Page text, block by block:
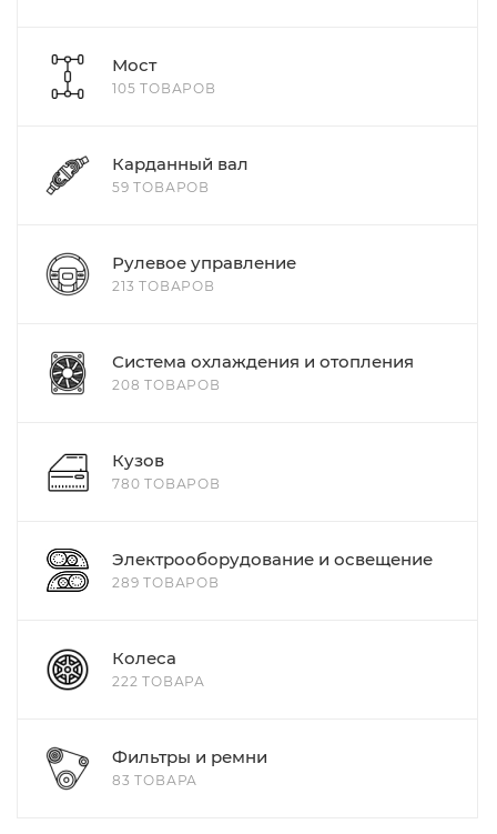
Мост
105 ТОВАРОВ
Карданный вал
59 ТОВАРОВ
Рулевое управление
213 ТОВАРОВ
Система охлаждения и отопления
208 ТОВАРОВ
Кузов
780 ТОВАРОВ
Электрооборудование и освещение
289 ТОВАРОВ
Колеса
222 ТОВАРА
Фильтры и ремни
83 ТОВАРА